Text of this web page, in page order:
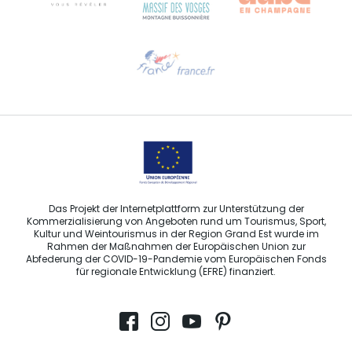
Sprechen Sie uns per E-Mail an
Das Projekt der Internetplattform zur Unterstützung der
Kommerzialisierung von Angeboten rund um Tourismus, Sport,
Kultur und Weintourismus in der Region Grand Est wurde im
Rahmen der Maßnahmen der Europäischen Union zur
Abfederung der COVID-19-Pandemie vom Europäischen Fonds
für regionale Entwicklung (EFRE) finanziert.